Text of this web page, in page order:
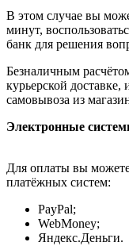
В этом случае вы
минут,
банк для решения
Безналичным
курьерской доставке,
самовывоза из
Электронные
Для оплаты вы
платёжных систем:
PayPal;
WebMoney;
Яндекс.Деньги.